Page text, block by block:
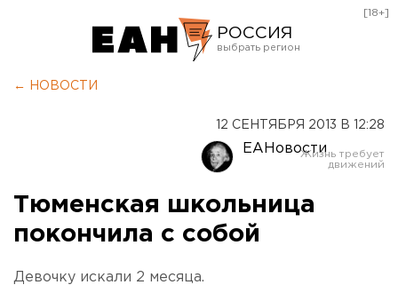
РОССИЯ
Оренбург
[18+]
← НОВОСТИ
12 СЕНТЯБРЯ 2013 В 12:28
ЕАНовости
Тюменская школьница
покончила с собой
Девочку искали 2 месяца.